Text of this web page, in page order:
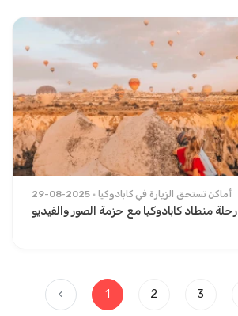
29-08-2025 أماكن تستحق الزيارة في كابادوكيا
رحلة منطاد كابادوكيا مع حزمة الصور والفيديو
‹ 1 2 3